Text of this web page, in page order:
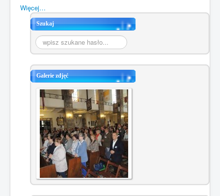
Więcej…
Szukaj
Szukaj...
Galerie zdjęć